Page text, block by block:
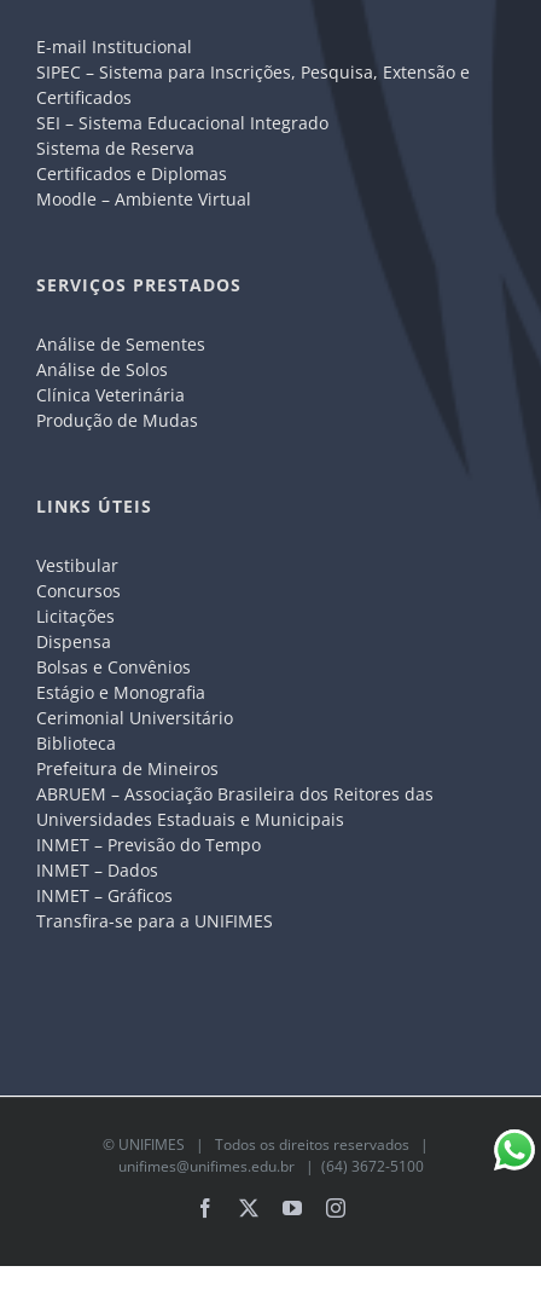
E-mail Institucional
SIPEC – Sistema para Inscrições, Pesquisa, Extensão e
Certificados
SEI – Sistema Educacional Integrado
Sistema de Reserva
Certificados e Diplomas
Moodle – Ambiente Virtual
SERVIÇOS PRESTADOS
Análise de Sementes
Análise de Solos
Clínica Veterinária
Produção de Mudas
LINKS ÚTEIS
Vestibular
Concursos
Licitações
Dispensa
Bolsas e Convênios
Estágio e Monografia
Cerimonial Universitário
Biblioteca
Prefeitura de Mineiros
ABRUEM – Associação Brasileira dos Reitores das
Universidades Estaduais e Municipais
INMET – Previsão do Tempo
INMET – Dados
INMET – Gráficos
Transfira-se para a UNIFIMES
© UNIFIMES | Todos os direitos reservados |
unifimes@unifimes.edu.br| (64) 3672-5100
Facebook YouTubeInstagram